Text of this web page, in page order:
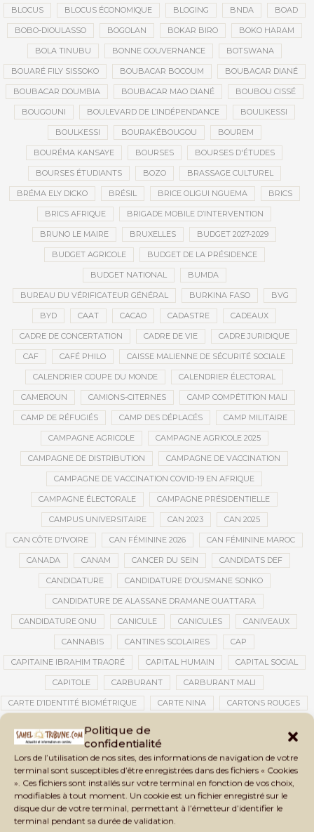
Politique de
confidentialité
Lors de l’utilisation de nos sites, des informations de navigation de votre
terminal sont susceptibles d’être enregistrées dans des fichiers « Cookies
». Ces fichiers sont installés sur votre terminal en fonction de vos choix,
modifiables à tout moment. Un cookie est un fichier enregistré sur le
disque dur de votre terminal, permettant à l’émetteur d’identifier le
terminal pendant sa durée de validation.
BLOCUS BLOCUS ÉCONOMIQUE BLOGING BNDA BOAD
BOBO-DIOULASSO BOGOLAN BOKAR BIRO BOKO HARAM
BOLA TINUBU BONNE GOUVERNANCE BOTSWANA
BOUARÉ FILY SISSOKO BOUBACAR BOCOUM BOUBACAR DIANÉ
BOUBACAR DOUMBIA BOUBACAR MAO DIANÉ BOUBOU CISSÉ
BOUGOUNI BOULEVARD DE L’INDÉPENDANCE BOULIKESSI
BOULKESSI BOURAKÉBOUGOU BOUREM
BOURÉMA KANSAYE BOURSES BOURSES D'ÉTUDES
BOURSES ÉTUDIANTS BOZO BRASSAGE CULTUREL
BRÉMA ELY DICKO BRÉSIL BRICE OLIGUI NGUEMA BRICS
BRICS AFRIQUE BRIGADE MOBILE D’INTERVENTION
BRUNO LE MAIRE BRUXELLES BUDGET 2027-2029
BUDGET AGRICOLE BUDGET DE LA PRÉSIDENCE
BUDGET NATIONAL BUMDA
BUREAU DU VÉRIFICATEUR GÉNÉRAL BURKINA FASO BVG
BYD CAAT CACAO CADASTRE CADEAUX
CADRE DE CONCERTATION CADRE DE VIE CADRE JURIDIQUE
CAF CAFÉ PHILO CAISSE MALIENNE DE SÉCURITÉ SOCIALE
CALENDRIER COUPE DU MONDE CALENDRIER ÉLECTORAL
CAMEROUN CAMIONS-CITERNES CAMP COMPÉTITION MALI
CAMP DE RÉFUGIÉS CAMP DES DÉPLACÉS CAMP MILITAIRE
CAMPAGNE AGRICOLE CAMPAGNE AGRICOLE 2025
CAMPAGNE DE DISTRIBUTION CAMPAGNE DE VACCINATION
CAMPAGNE DE VACCINATION COVID-19 EN AFRIQUE
CAMPAGNE ÉLECTORALE CAMPAGNE PRÉSIDENTIELLE
CAMPUS UNIVERSITAIRE CAN 2023 CAN 2025
CAN CÔTE D'IVOIRE CAN FÉMININE 2026 CAN FÉMININE MAROC
CANADA CANAM CANCER DU SEIN CANDIDATS DEF
CANDIDATURE CANDIDATURE D'OUSMANE SONKO
CANDIDATURE DE ALASSANE DRAMANE OUATTARA
CANDIDATURE ONU CANICULE CANICULES CANIVEAUX
CANNABIS CANTINES SCOLAIRES CAP
CAPITAINE IBRAHIM TRAORÉ CAPITAL HUMAIN CAPITAL SOCIAL
CAPITOLE CARBURANT CARBURANT MALI
CARTE D’IDENTITÉ BIOMÉTRIQUE CARTE NINA CARTONS ROUGES
CATASTROPHES CLIMATIQUES
CAUTION 10 000 DOLLARS CAUTION DE VISA CDAT CECOGEC
CÉDÉAO CEDEAO CEI CÉLÉBRATION NATIONALE CEMAC
CEMAPI CEN-SNESUP CENOU CENSURE
CENTRAFRIQUE CENTRALE SOLAIRE